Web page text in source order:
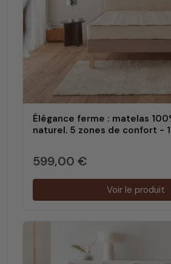
Élégance ferme : matelas
naturel. 5 zones de confort -
599,00 €
Voir le produit